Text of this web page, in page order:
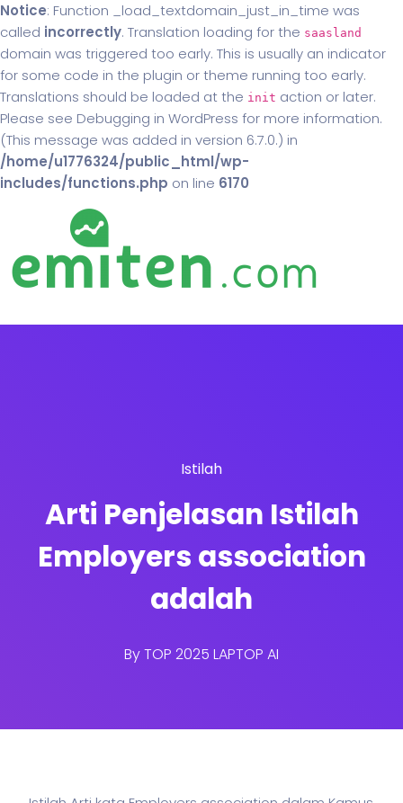
Notice: Function _load_textdomain_just_in_time was
called incorrectly. Translation loading for the saasland
domain was triggered too early. This is usually an indicator
for some code in the plugin or theme running too early.
Translations should be loaded at the init action or later.
Please see Debugging in WordPress for more information.
(This message was added in version 6.7.0.) in
/home/u1776324/public_html/wp-
includes/functions.php on line 6170
Istilah
Arti Penjelasan Istilah
Employers association
adalah
ByTOP 2025 LAPTOP AI